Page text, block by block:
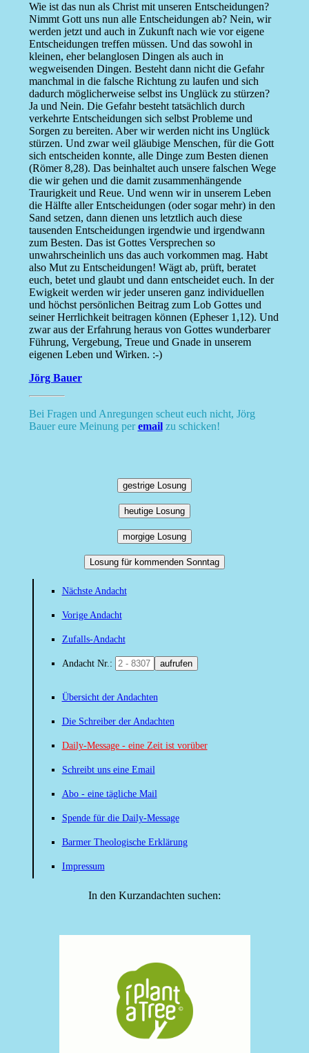
Wie ist das nun als Christ mit unseren Entscheidungen?
Nimmt Gott uns nun alle Entscheidungen ab? Nein, wir
werden jetzt und auch in Zukunft nach wie vor eigene
Entscheidungen treffen müssen. Und das sowohl in
kleinen, eher belanglosen Dingen als auch in
wegweisenden Dingen. Besteht dann nicht die Gefahr
manchmal in die falsche Richtung zu laufen und sich
dadurch möglicherweise selbst ins Unglück zu stürzen?
Ja und Nein. Die Gefahr besteht tatsächlich durch
verkehrte Entscheidungen sich selbst Probleme und
Sorgen zu bereiten. Aber wir werden nicht ins Unglück
stürzen. Und zwar weil gläubige Menschen, für die Gott
sich entscheiden konnte, alle Dinge zum Besten dienen
(Römer 8,28). Das beinhaltet auch unsere falschen Wege
die wir gehen und die damit zusammenhängende
Traurigkeit und Reue. Und wenn wir in unserem Leben
die Hälfte aller Entscheidungen (oder sogar mehr) in den
Sand setzen, dann dienen uns letztlich auch diese
tausenden Entscheidungen irgendwie und irgendwann
zum Besten. Das ist Gottes Versprechen so
unwahrscheinlich uns das auch vorkommen mag. Habt
also Mut zu Entscheidungen! Wägt ab, prüft, beratet
euch, betet und glaubt und dann entscheidet euch. In der
Ewigkeit werden wir jeder unseren ganz individuellen
und höchst persönlichen Beitrag zum Lob Gottes und
seiner Herrlichkeit beitragen können (Epheser 1,12). Und
zwar aus der Erfahrung heraus von Gottes wunderbarer
Führung, Vergebung, Treue und Gnade in unserem
eigenen Leben und Wirken. :-)
Jörg Bauer
Bei Fragen und Anregungen scheut euch nicht, Jörg
Bauer eure Meinung peremailzu schicken!
gestrige Losung
heutige Losung
morgige Losung
Losung für kommenden Sonntag
Nächste Andacht
Vorige Andacht
Zufalls-Andacht
Andacht Nr.: aufrufen
Übersicht der Andachten
Die Schreiber der Andachten
Daily-Message - eine Zeit ist vorüber
Schreibt uns eine Email
Abo - eine tägliche Mail
Spende für die Daily-Message
Barmer Theologische Erklärung
Impressum
In den Kurzandachten suchen: